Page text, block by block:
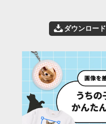
📥ダウンロード